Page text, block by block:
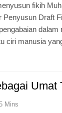
fikih
Draft
ciri manusia
Umat
Mins